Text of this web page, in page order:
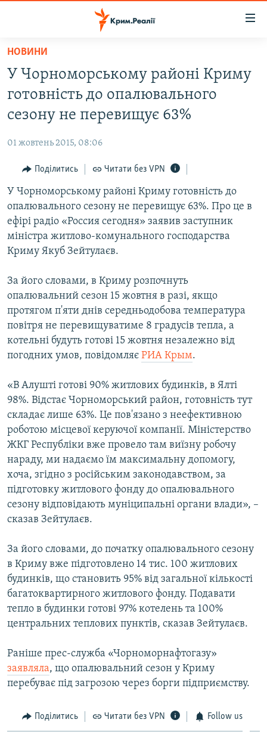
Перейти
основного
матеріалу
до
основної
Перейти
пошуку
ВОДА.КРИМ
БЛОГИ
ПОГЛЯД
ІНТЕРВ'Ю
ВСЕ ЗА ДЕНЬ
СПЕЦПРОЕКТИ
ДЕПОРТАЦІЯ
ВІДЕОУРОКИ «ELIFBE»
СВІДЧЕННЯ ОКУПАЦІЇ
УКРАЇНСЬКА ПРОБЛЕМА КРИМУ
ІНФОГРАФІКА
ЯК ОБІЙТИ БЛОКУВАННЯ
Qırımtatar
ДОЛУЧАЙСЯ!
Усі сайти RFE/RL
НОВИНИ
У Чорноморському районі Криму
готовність до опалювального
сезону не перевищує 63%
01 жовтень 2015, 08:06
Поділитись Читати без VPN
У Чорноморському районі Криму готовність до
опалювального сезону не перевищує 63%. Про це в
ефірі радіо «Россия сегодня» заявив заступник
міністра житлово-комунального господарства
Криму Якуб Зейтулаєв.
За його словами, в Криму розпочнуть
опалювальний сезон 15 жовтня в разі, якщо
протягом п'яти днів середньодобова температура
повітря не перевищуватиме 8 градусів тепла, а
котельні будуть готові 15 жовтня незалежно від
погодних умов, повідомляє РИА Крым.
«В Алушті готові 90% житлових будинків, в Ялті
98%. Відстає Чорноморський район, готовність тут
складає лише 63%. Це пов'язано з неефективною
роботою місцевої керуючої компанії. Міністерство
ЖКГ Республіки вже провело там виїзну робочу
нараду, ми надаємо їм максимальну допомогу,
хоча, згідно з російським законодавством, за
підготовку житлового фонду до опалювального
сезону відповідають муніципальні органи влади», –
сказав Зейтулаєв.
За його словами, до початку опалювального сезону
в Криму вже підготовлено 14 тис. 100 житлових
будинків, що становить 95% від загальної кількості
багатоквартирного житлового фонду. Подавати
тепло в будинки готові 97% котелень та 100%
центральних теплових пунктів, сказав Зейтулаєв.
Раніше прес-служба «Чорноморнафтогазу»
заявляла, що опалювальний сезон у Криму
перебуває під загрозою через борги підприємству.
Поділитись Читати без VPN Follow us